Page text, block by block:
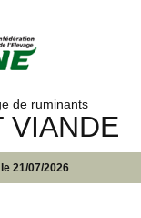
de ruminants
VIANDE
21/07/2026